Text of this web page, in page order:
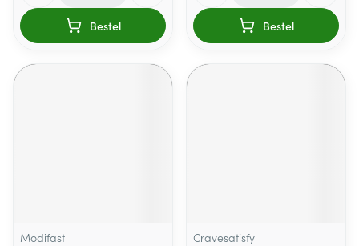
Bestel Bestel
Modifast
Cravesatisfy